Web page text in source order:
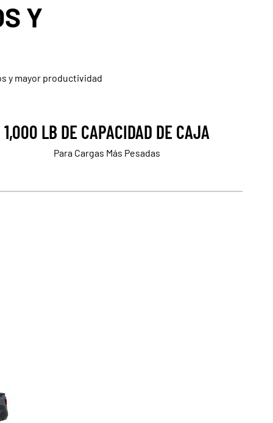
Y
y mayor productividad
1,000 LB DE CAPACIDAD DE CAJA
Para Cargas Más Pesadas